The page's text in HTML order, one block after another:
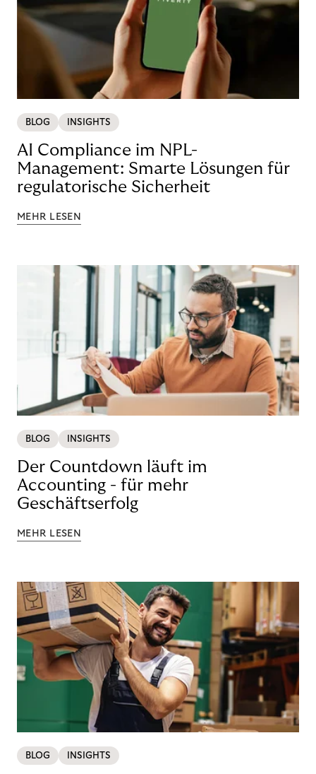
BLOG INSIGHTS
AI Compliance im NPL-
Management: Smarte Lösungen für
regulatorische Sicherheit
MEHR LESEN
BLOG INSIGHTS
Der Countdown läuft im
Accounting - für mehr
Geschäftserfolg
MEHR LESEN
BLOG INSIGHTS